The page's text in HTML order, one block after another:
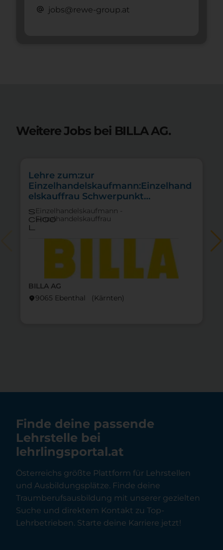
alternate_email jobs@rewe-group.at
Weitere Jobs bei BILLA AG.
BILLA AG
location_on9065 Ebenthal (Kärnten)
Lehre zum:zur
Einzelhandelskaufmann:Einzelhand
elskauffrau Schwerpunkt
Feinkostfachverkauf
s
choo
l
Einzelhandelskaufmann -
Einzelhandelskauffrau
Finde deine passende
Lehrstelle bei
lehrlingsportal.at
Österreichs größte Plattform für Lehrstellen
und Ausbildungsplätze. Finde deine
Traumberufsausbildung mit unserer gezielten
Suche und direktem Kontakt zu Top-
Lehrbetrieben. Starte deine Karriere jetzt!